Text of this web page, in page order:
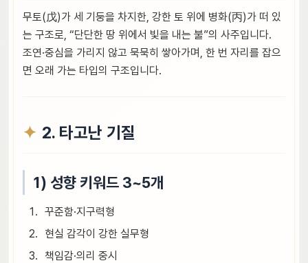
무토(戊)가 세 기둥을 차지한, 강한 토 위에 병화(丙)가 떠 있
는 구조로, “단단한 땅 위에서 빛을 내는 불”의 사주입니다.
조연·중심을 가리지 않고 묵묵히 쌓아가며, 한 번 자리를 잡으
면 오래 가는 타입의 구조입니다.
2. 타고난 기질
1) 성향 키워드 3~5개
꾸준함·지구력형
현실 감각이 강한 실무형
책임감·의리 중시